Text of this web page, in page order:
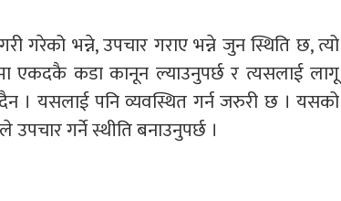
भन्ने, उपचार गराए भन्ने जुन स्थिति छ, त्यो
एकदकै कडा कानून ल्याउनुपर्छ र त्यसलाई लागू
। यसलाई पनि व्यवस्थित गर्न जरुरी छ । यसको
गर्ने स्थीति बनाउनुपर्छ ।